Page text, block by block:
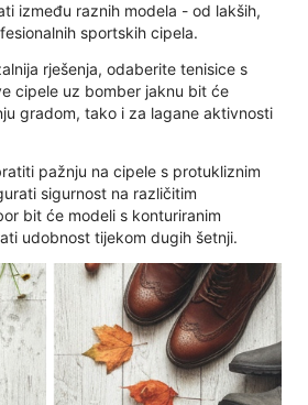
između raznih modela - od lakših,
sportskih cipela.
rješenja, odaberite tenisice s
cipele uz bomber jaknu bit će
gradom, tako i za lagane aktivnosti
pažnju na cipele s protukliznim
sigurnost na različitim
bit će modeli s konturiranim
udobnost tijekom dugih šetnji.